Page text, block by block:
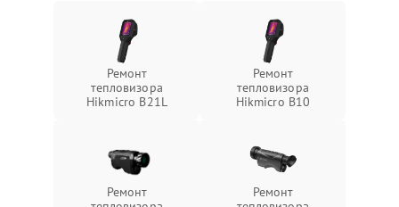
Ремонт
тепловизора
Hikmicro B21L
Ремонт
тепловизора
Hikmicro B10
Ремонт
Ремонт